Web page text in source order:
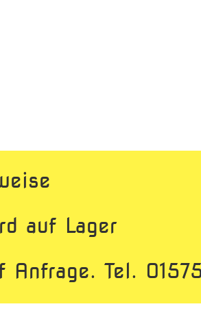
auf Lager
Tel.